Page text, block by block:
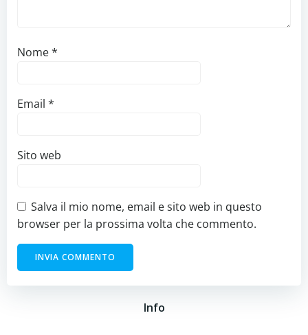
Nome*
Email *
Sito web
Salva il mio nome, email e sito web in questo
browser per la prossima volta che commento.
Info